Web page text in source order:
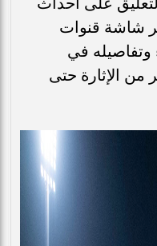
شاشة قنوات
وتفاصيله في
من الإثارة حتى